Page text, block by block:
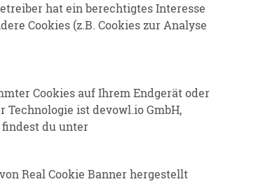
hat ein berech­tigtes Interesse
Cookies (z.B. Cookies zur Analyse
Cookies auf Ihrem Endgerät oder
ist devowl.io GmbH,
findest du unter
Real Cookie Banner herge­stellt